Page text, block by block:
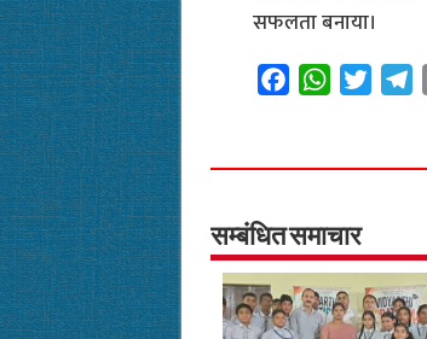
सफलता बनाया।
e
o
o
k
W
t
A
p
p
t
r
e
a
सम्बंधित समाचार